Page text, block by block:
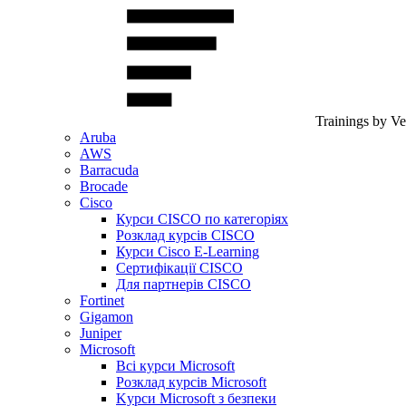
Trainings by
Aruba
AWS
Barracuda
Brocade
Cisco
Курси CISCO по категоріях
Розклад курсів CISCO
Курси Cisco E-Learning
Сертифікації CISCO
Для партнерів CISCO
Fortinet
Gigamon
Juniper
Microsoft
Всі курси Microsoft
Розклад курсів Microsoft
Kyрси Microsoft з безпеки